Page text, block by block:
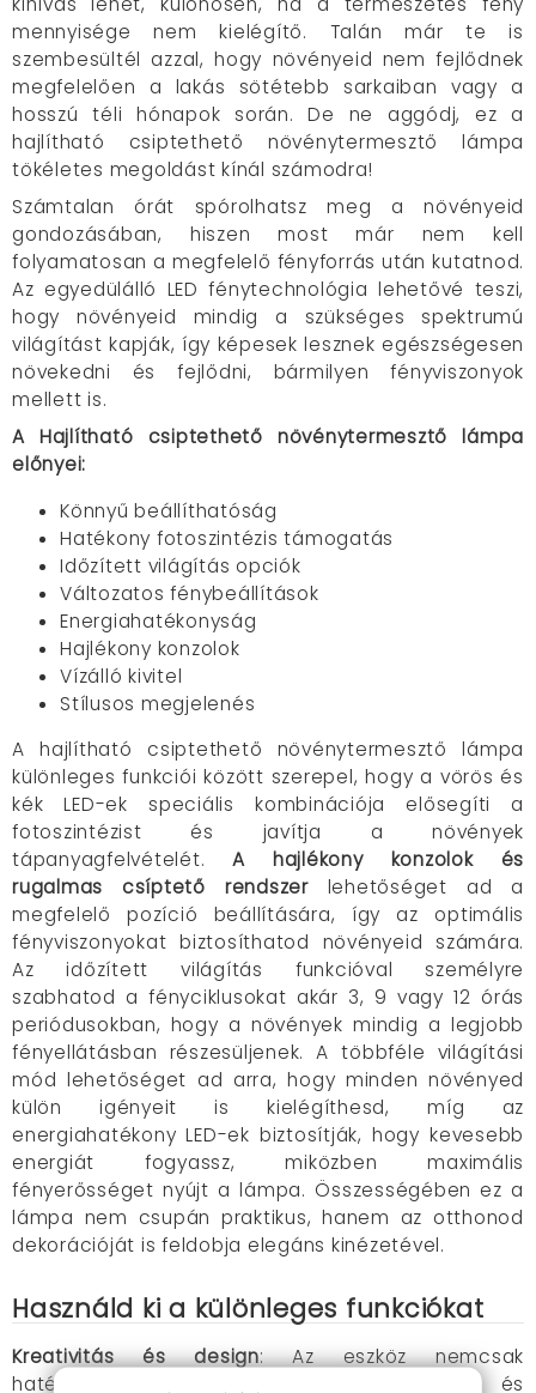
mennyisége nem kielégítő. Talán már te is
szembesültél azzal, hogy növényeid nem fejlődnek
megfelelően a lakás sötétebb sarkaiban vagy a
hosszú téli hónapok során. De ne aggódj, ez a
hajlítható csiptethető növénytermesztő lámpa
tökéletes megoldást kínál számodra!
Számtalan órát spórolhatsz meg a növényeid
gondozásában, hiszen most már nem kell
folyamatosan a megfelelő fényforrás után kutatnod.
Az egyedülálló LED fénytechnológia lehetővé teszi,
hogy növényeid mindig a szükséges spektrumú
világítást kapják, így képesek lesznek egészségesen
növekedni és fejlődni, bármilyen fényviszonyok
mellett is.
A Hajlítható csiptethető növénytermesztő lámpa
előnyei:
Könnyű beállíthatóság
Hatékony fotoszintézis támogatás
Időzített világítás opciók
Változatos fénybeállítások
Energiahatékonyság
Hajlékony konzolok
Vízálló kivitel
Stílusos megjelenés
A hajlítható csiptethető növénytermesztő lámpa
különleges funkciói között szerepel, hogy a vörös és
kék LED-ek speciális kombinációja elősegíti a
fotoszintézist és javítja a növények
tápanyagfelvételét.A hajlékony konzolok és
rugalmas csíptető rendszerlehetőséget ad a
megfelelő pozíció beállítására, így az optimális
fényviszonyokat biztosíthatod növényeid számára.
Az időzített világítás funkcióval személyre
szabhatod a fényciklusokat akár 3, 9 vagy 12 órás
periódusokban, hogy a növények mindig a legjobb
fényellátásban részesüljenek. A többféle világítási
mód lehetőséget ad arra, hogy minden növényed
külön igényeit is kielégíthesd, míg az
energiahatékony LED-ek biztosítják, hogy kevesebb
energiát fogyassz, miközben maximális
fényerősséget nyújt a lámpa. Összességében ez a
lámpa nem csupán praktikus, hanem az otthonod
dekorációját is feldobja elegáns kinézetével.
Használd ki a különleges funkciókat
Kreativitás és design: Az eszköz nemcsak
hatékonyságban jeleskedik, hanem modern és